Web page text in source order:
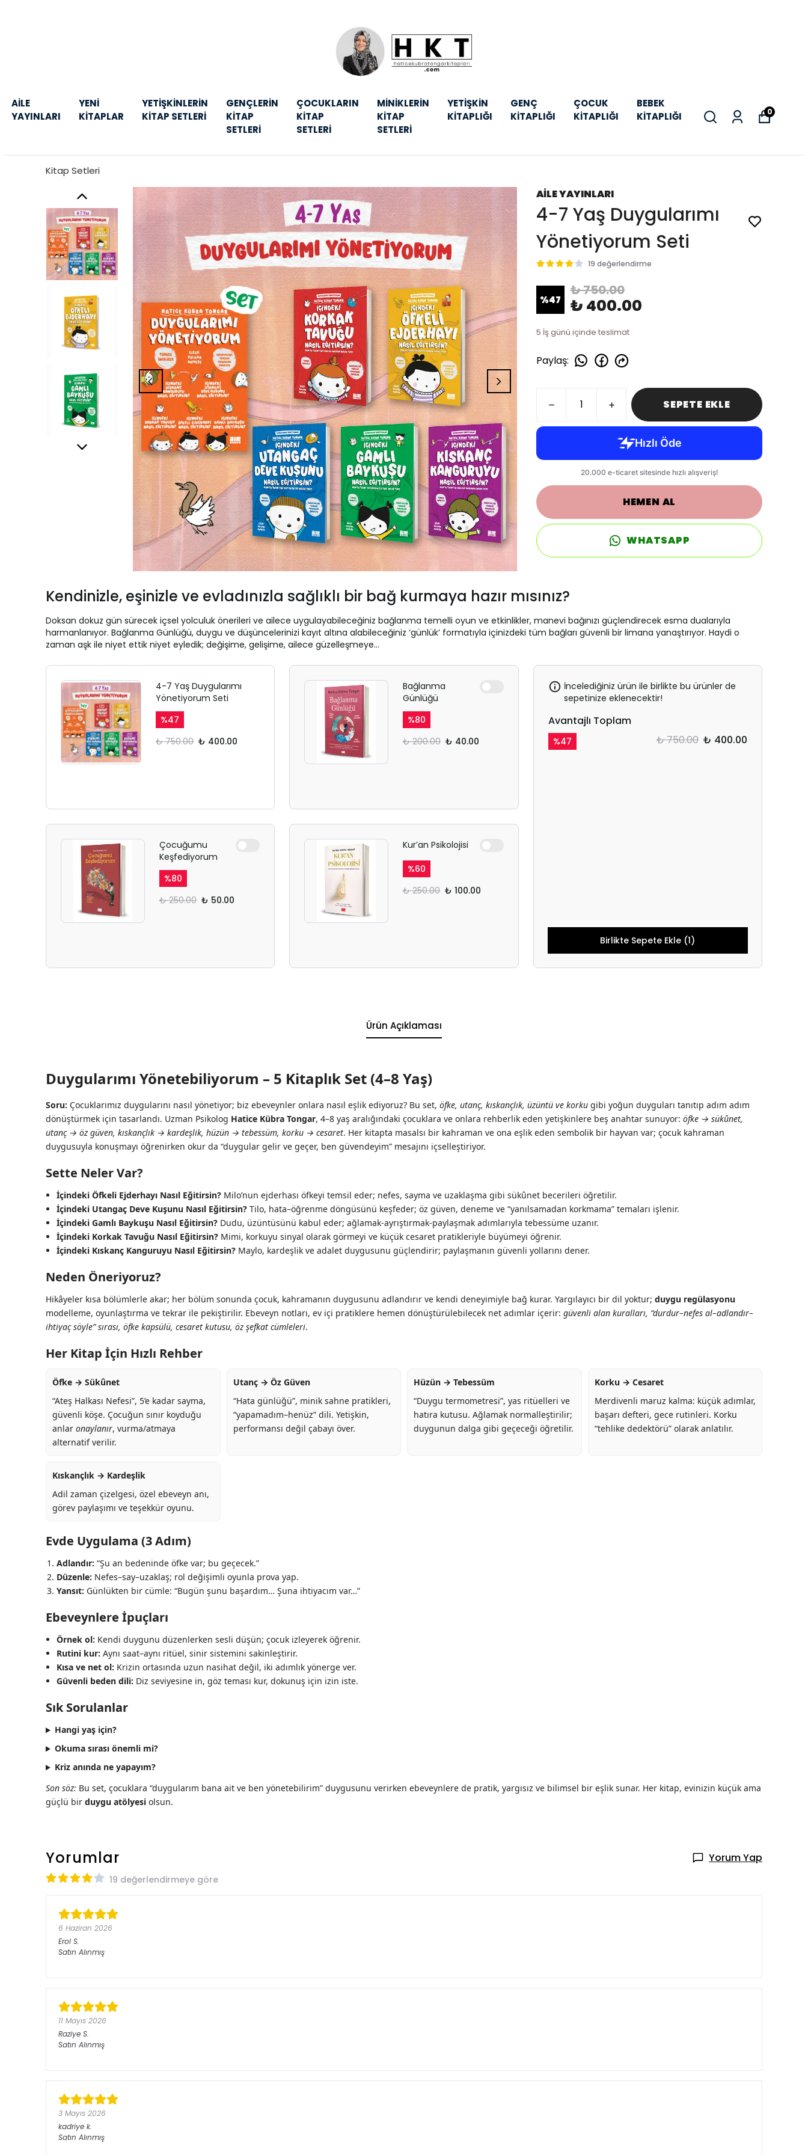
AİLE
YAYINLARI
YENİ
KİTAPLAR
YETİŞKİNLERİN
KİTAP SETLERİ
GENÇLERİN
KİTAP
SETLERİ
ÇOCUKLARIN
KİTAP
SETLERİ
MİNİKLERİN
KİTAP
SETLERİ
YETİŞKİN
KİTAPLIĞI
GENÇ
KİTAPLIĞI
ÇOCUK
KİTAPLIĞI
BEBEK
KİTAPLIĞI
0
Kitap Setleri
AİLE YAYINLARI
4-7 Yaş Duygularımı
Yönetiyorum Seti
19 değerlendirme
%47
₺ 750.00
₺ 400.00
5 İş günü içinde teslimat
Paylaş:
SEPETE EKLE
HEMEN AL
WHATSAPP
Kendinizle, eşinizle ve evladınızla sağlıklı bir bağ kurmaya hazır mısınız?
Doksan dokuz gün sürecek içsel yolculuk önerileri ve ailece uygulayabileceğiniz bağlanma temelli oyun ve etkinlikler, manevi bağınızı güçlendirecek esma dualarıyla
harmanlanıyor. Bağlanma Günlüğü, duygu ve düşüncelerinizi kayıt altına alabileceğiniz ‘günlük’ formatıyla içinizdeki tüm bağları güvenli bir limana yanaştırıyor. Haydi o
zaman aşk ile niyet ettik niyet eyledik; değişime, gelişime, ailece güzelleşmeye…
4-7 Yaş Duygularımı
Yönetiyorum Seti
%47
₺ 750.00 ₺ 400.00
Bağlanma
Günlüğü
%80
₺ 200.00 ₺ 40.00
Çocuğumu
Keşfediyorum
%80
₺ 250.00 ₺ 50.00
Kur’an Psikolojisi
%60
₺ 250.00 ₺ 100.00
İncelediğiniz ürün ile birlikte bu ürünler de
sepetinize eklenecektir!
Avantajlı Toplam
%47 ₺ 750.00 ₺ 400.00
Birlikte Sepete Ekle (1)
Ürün Açıklaması
Duygularımı Yönetebiliyorum – 5 Kitaplık Set (4–8 Yaş)
Soru: Çocuklarımız duygularını nasıl yönetiyor; biz ebeveynler onlara nasıl eşlik ediyoruz? Bu set, öfke, utanç, kıskançlık, üzüntü ve korku gibi yoğun duyguları tanıtıp adım adım
dönüştürmek için tasarlandı. Uzman Psikolog Hatice Kübra Tongar, 4–8 yaş aralığındaki çocuklara ve onlara rehberlik eden yetişkinlere beş anahtar sunuyor: öfke → sükûnet,
utanç → öz güven, kıskançlık → kardeşlik, hüzün → tebessüm, korku → cesaret. Her kitapta masalsı bir kahraman ve ona eşlik eden sembolik bir hayvan var; çocuk kahraman
duygusuyla konuşmayı öğrenirken okur da “duygular gelir ve geçer, ben güvendeyim” mesajını içselleştiriyor.
Sette Neler Var?
İçindeki Öfkeli Ejderhayı Nasıl Eğitirsin? Milo’nun ejderhası öfkeyi temsil eder; nefes, sayma ve uzaklaşma gibi sükûnet becerileri öğretilir.
İçindeki Utangaç Deve Kuşunu Nasıl Eğitirsin? Tilo, hata–öğrenme döngüsünü keşfeder; öz güven, deneme ve “yanılsamadan korkmama” temaları işlenir.
İçindeki Gamlı Baykuşu Nasıl Eğitirsin? Dudu, üzüntüsünü kabul eder; ağlamak-ayrıştırmak-paylaşmak adımlarıyla tebessüme uzanır.
İçindeki Korkak Tavuğu Nasıl Eğitirsin? Mimi, korkuyu sinyal olarak görmeyi ve küçük cesaret pratikleriyle büyümeyi öğrenir.
İçindeki Kıskanç Kanguruyu Nasıl Eğitirsin? Maylo, kardeşlik ve adalet duygusunu güçlendirir; paylaşmanın güvenli yollarını dener.
Neden Öneriyoruz?
Hikâyeler kısa bölümlerle akar; her bölüm sonunda çocuk, kahramanın duygusunu adlandırır ve kendi deneyimiyle bağ kurar. Yargılayıcı bir dil yoktur; duygu regülasyonu
modelleme, oyunlaştırma ve tekrar ile pekiştirilir. Ebeveyn notları, ev içi pratiklere hemen dönüştürülebilecek net adımlar içerir: güvenli alan kuralları, “durdur–nefes al–adlandır–
ihtiyaç söyle” sırası, öfke kapsülü, cesaret kutusu, öz şefkat cümleleri.
Her Kitap İçin Hızlı Rehber
Öfke → Sükûnet
“Ateş Halkası Nefesi”, 5’e kadar sayma,
güvenli köşe. Çocuğun sınır koyduğu
anlar onaylanır, vurma/atmaya
alternatif verilir.
Utanç → Öz Güven
“Hata günlüğü”, minik sahne pratikleri,
“yapamadım–henüz” dili. Yetişkin,
performansı değil çabayı över.
Hüzün → Tebessüm
“Duygu termometresi”, yas ritüelleri ve
hatıra kutusu. Ağlamak normalleştirilir;
duygunun dalga gibi geçeceği öğretilir.
Korku → Cesaret
Merdivenli maruz kalma: küçük adımlar,
başarı defteri, gece rutinleri. Korku
“tehlike dedektörü” olarak anlatılır.
Kıskançlık → Kardeşlik
Adil zaman çizelgesi, özel ebeveyn anı,
görev paylaşımı ve teşekkür oyunu.
Evde Uygulama (3 Adım)
Adlandır: “Şu an bedeninde öfke var; bu geçecek.”
Düzenle: Nefes–say–uzaklaş; rol değişimli oyunla prova yap.
Yansıt: Günlükten bir cümle: “Bugün şunu başardım… Şuna ihtiyacım var…”
Ebeveynlere İpuçları
Örnek ol: Kendi duygunu düzenlerken sesli düşün; çocuk izleyerek öğrenir.
Rutini kur: Aynı saat–aynı ritüel, sinir sistemini sakinleştirir.
Kısa ve net ol: Krizin ortasında uzun nasihat değil, iki adımlık yönerge ver.
Güvenli beden dili: Diz seviyesine in, göz teması kur, dokunuş için izin iste.
Sık Sorulanlar
Hangi yaş için?
Okuma sırası önemli mi?
Kriz anında ne yapayım?
Son söz: Bu set, çocuklara “duygularım bana ait ve ben yönetebilirim” duygusunu verirken ebeveynlere de pratik, yargısız ve bilimsel bir eşlik sunar. Her kitap, evinizin küçük ama
güçlü bir duygu atölyesi olsun.
Yorumlar Yorum Yap
19 değerlendirmeye göre
6 Haziran 2026
Erol S.
Satın Alınmış
11 Mayıs 2026
Raziye S.
Satın Alınmış
3 Mayıs 2026
kadriye k.
Satın Alınmış